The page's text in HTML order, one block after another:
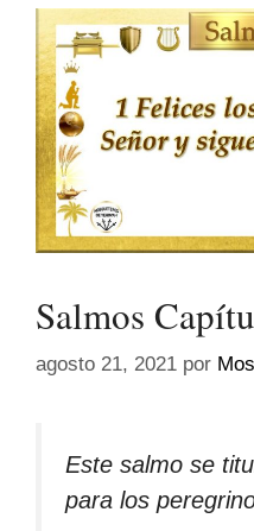
Salmos
agosto 21, 2021 por
Este salmo se
para los